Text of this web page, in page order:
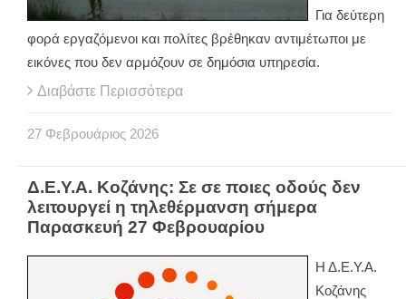
Για δεύτερη
φορά εργαζόμενοι και πολίτες βρέθηκαν αντιμέτωποι με
εικόνες που δεν αρμόζουν σε δημόσια υπηρεσία.
Διαβάστε Περισσότερα
27 Φεβρουάριος 2026
Δ.Ε.Υ.Α. Κοζάνης: Σε σε ποιες οδούς δεν
λειτουργεί η τηλεθέρμανση σήμερα
Παρασκευή 27 Φεβρουαρίου
Η Δ.Ε.Υ.Α.
Κοζάνης